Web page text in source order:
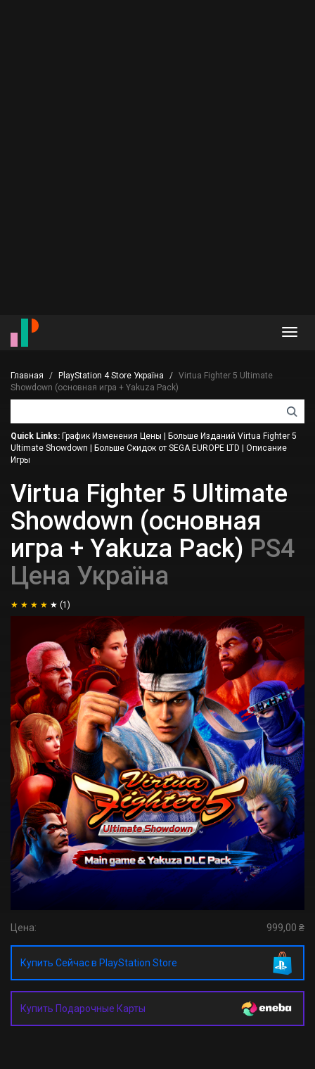
Главная PlayStation 4 Store Україна
Virtua Fighter 5 Ultimate
Showdown (основная игра + Yakuza Pack)
Quick Links: График Изменения Цены
Больше Изданий Virtua Fighter 5
Ultimate Showdown
Больше Скидок от SEGA EUROPE LTD
Описание
Игры
Virtua Fighter 5 Ultimate
Showdown (основная
игра + Yakuza Pack) PS4
Цена Україна
(1)
Цена: 999,00 ₴
Купить Сейчас в PlayStation Store
Купить Подарочные Карты